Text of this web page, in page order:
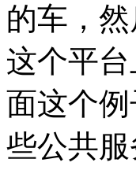
的车，
这个平
面这个
些公共